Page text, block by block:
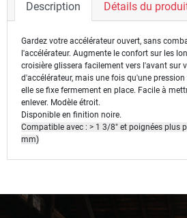
Description Détails du
Gardez votre accélérateur ouvert, sans
l'accélérateur. Augmente le confort sur les
croisière glissera facilement vers l'avant sur
d'accélérateur, mais une fois qu'une
elle se fixe fermement en place. Facile à
enlever. Modèle étroit.
Disponible en finition noire.
Compatible avec : > 1 3/8" et poignées plus
mm)